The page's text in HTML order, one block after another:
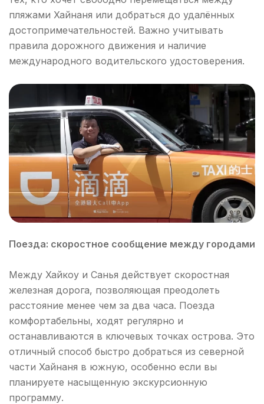
пляжами Хайнаня или добраться до удалённых
достопримечательностей. Важно учитывать
правила дорожного движения и наличие
международного водительского удостоверения.
Поезда: скоростное сообщение между городами
Между Хайкоу и Санья действует скоростная
железная дорога, позволяющая преодолеть
расстояние менее чем за два часа. Поезда
комфортабельны, ходят регулярно и
останавливаются в ключевых точках острова. Это
отличный способ быстро добраться из северной
части Хайнаня в южную, особенно если вы
планируете насыщенную экскурсионную
программу.